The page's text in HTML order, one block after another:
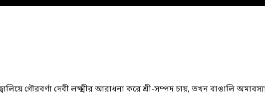
গৌরবর্ণা দেবী লক্ষ্মীর আরাধনা করে শ্রী-সম্পদ চায়, তখন বাঙালি